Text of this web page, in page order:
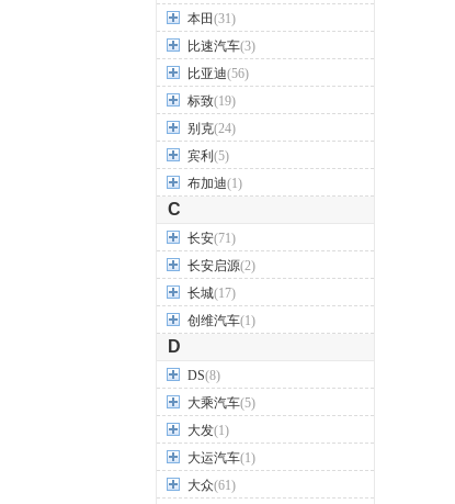
本田(31)
比速汽车(3)
比亚迪(56)
标致(19)
别克(24)
宾利 (5)
布加迪(1)
C
长安(71)
长安启源(2)
长城(17)
创维汽车(1)
D
DS(8)
大乘汽车(5)
大发(1)
大运汽车(1)
大众(61)